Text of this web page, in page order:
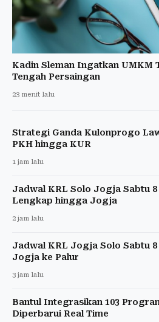
Kadin Sleman Ingatkan UMKM
Tengah Persaingan
23 menit lalu
Strategi Ganda Kulonprogo
PKH hingga KUR
1 jam lalu
Jadwal KRL Solo Jogja Sabtu 8
Lengkap hingga Jogja
2 jam lalu
Jadwal KRL Jogja Solo Sabtu 8
Jogja ke Palur
3 jam lalu
Bantul Integrasikan 103
Diperbarui Real Time